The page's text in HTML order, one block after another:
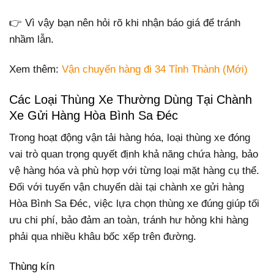
👉 Vì vậy bạn nên hỏi rõ khi nhận báo giá để tránh
nhầm lẫn.
Xem thêm: Vận chuyển hàng đi 34 Tỉnh Thành (Mới)
Các Loại Thùng Xe Thường Dùng Tại Chành
Xe Gửi Hàng Hòa Bình Sa Đéc
Trong hoạt động vận tải hàng hóa, loại thùng xe đóng
vai trò quan trọng quyết định khả năng chứa hàng, bảo
vệ hàng hóa và phù hợp với từng loại mặt hàng cụ thể.
Đối với tuyến vận chuyển dài tại chành xe gửi hàng
Hòa Bình Sa Đéc, việc lựa chọn thùng xe đúng giúp tối
ưu chi phí, bảo đảm an toàn, tránh hư hỏng khi hàng
phải qua nhiều khâu bốc xếp trên đường.
Thùng kín